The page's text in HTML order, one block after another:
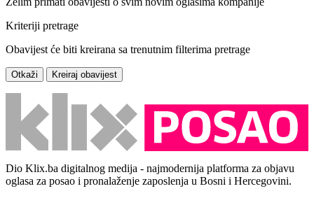
Kriteriji pretrage
Obavijest će biti kreirana sa trenutnim filterima pretrage
Otkaži Kreiraj obavijest
Dio Klix.ba digitalnog medija - najmodernija platforma za objavu
oglasa za posao i pronalaženje zaposlenja u Bosni i Hercegovini.